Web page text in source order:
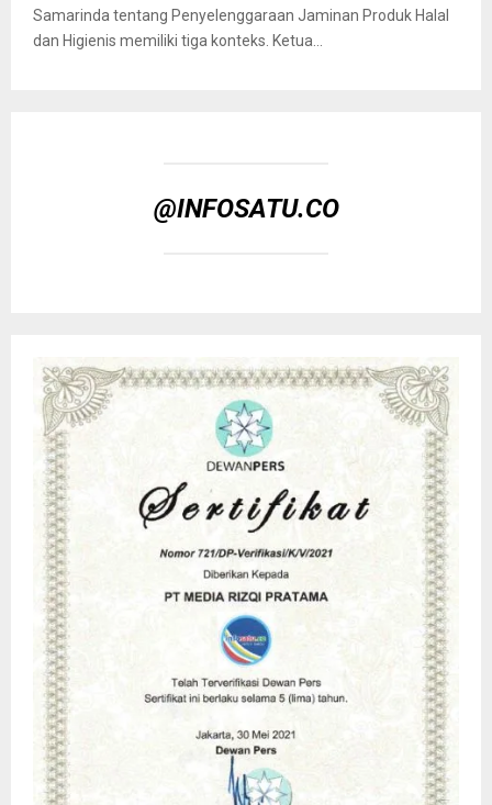
Samarinda tentang Penyelenggaraan Jaminan Produk Halal
dan Higienis memiliki tiga konteks. Ketua...
@INFOSATU.CO